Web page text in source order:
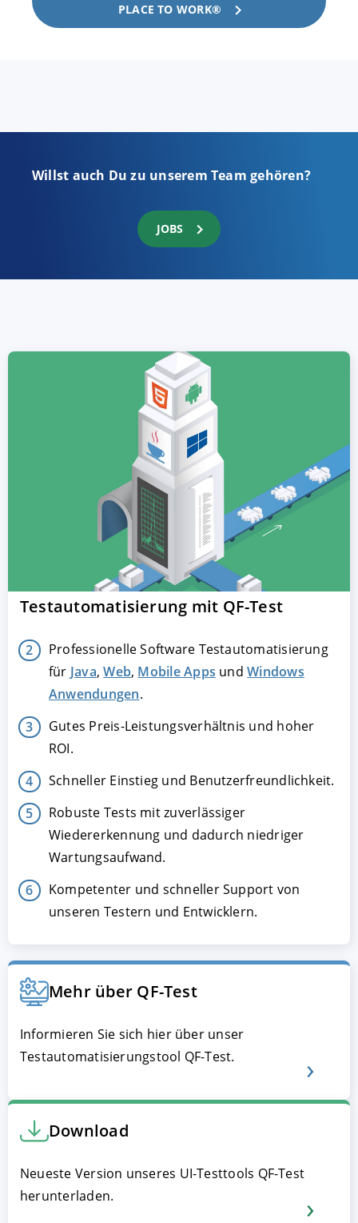
PLACE TO WORK®
Willst auch Du zu unserem Team gehören?
JOBS
Testautomatisierung mit QF-Test
Professionelle Software Testautomatisierung
für Java,Web, Mobile Apps undWindows
Anwendungen.
Gutes Preis-Leistungsverhältnis und hoher
ROI.
Schneller Einstieg und Benutzerfreundlichkeit.
Robuste Tests mit zuverlässiger
Wiedererkennung und dadurch niedriger
Wartungsaufwand.
Kompetenter und schneller Support von
unseren Testern und Entwicklern.
Mehr über QF-Test
Informieren Sie sich hier über unser
Testautomatisierungstool QF-Test.
Download
Neueste Version unseres UI-Testtools QF-Test
herunterladen.